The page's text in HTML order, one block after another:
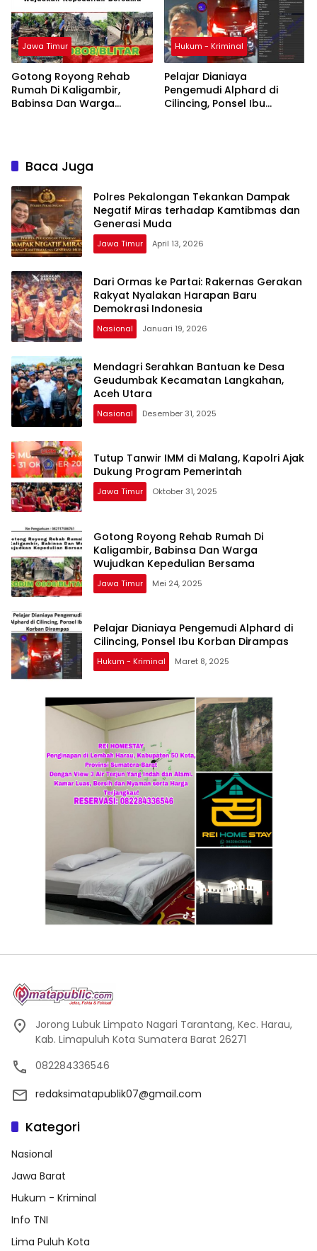
Jawa Timur
Gotong Royong Rehab
Rumah Di Kaligambir,
Babinsa Dan Warga
Hukum - Kriminal
Pelajar Dianiaya
Pengemudi Alphard di
Cilincing, Ponsel Ibu
Baca Juga
Polres Pekalongan Tekankan Dampak
Negatif Miras terhadap Kamtibmas dan
Generasi Muda
Jawa Timur April 13, 2026
Dari Ormas ke Partai: Rakernas Gerakan
Rakyat Nyalakan Harapan Baru
Demokrasi Indonesia
Nasional Januari 19, 2026
Mendagri Serahkan Bantuan ke Desa
Geudumbak Kecamatan Langkahan,
Aceh Utara
Nasional Desember 31, 2025
Tutup Tanwir IMM di Malang, Kapolri Ajak
Dukung Program Pemerintah
Jawa Timur Oktober 31, 2025
Gotong Royong Rehab Rumah Di
Kaligambir, Babinsa Dan Warga
Wujudkan Kepedulian Bersama
Jawa Timur Mei 24, 2025
Pelajar Dianiaya Pengemudi Alphard di
Cilincing, Ponsel Ibu Korban Dirampas
Hukum - Kriminal Maret 8, 2025
Jorong Lubuk Limpato Nagari Tarantang, Kec. Harau,
Kab. Limapuluh Kota Sumatera Barat 26271
082284336546
redaksimatapublik07@gmail.com
Kategori
Nasional
Jawa Barat
Hukum - Kriminal
Info TNI
Lima Puluh Kota